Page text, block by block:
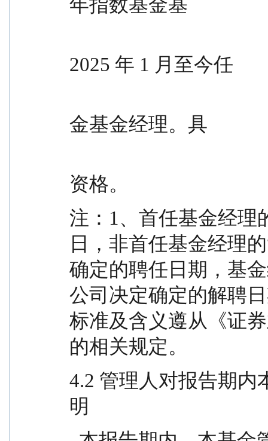
年指数基金基
2025 年 1 月至今任
金基金经理。具
资格。
注：1、首任基金经理
日，非首任基金经理
确定的聘任日期，基
公司决定确定的解聘
标准及含义遵从《证
的相关规定。
4.2 管理人对报告期内
明